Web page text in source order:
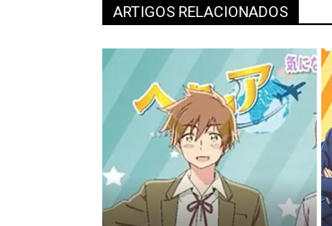
ARTIGOS RELACIONADOS